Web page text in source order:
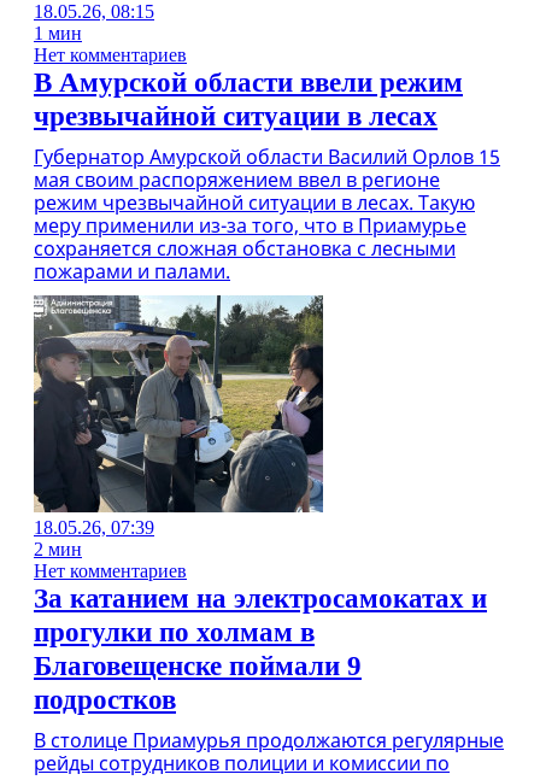
18.05.26, 08:15
1 мин
Нет комментариев
В Амурской области ввели режим
чрезвычайной ситуации в лесах
Губернатор Амурской области Василий Орлов 15
мая своим распоряжением ввел в регионе
режим чрезвычайной ситуации в лесах. Такую
меру применили из-за того, что в Приамурье
сохраняется сложная обстановка с лесными
пожарами и палами.
18.05.26, 07:39
2 мин
Нет комментариев
За катанием на электросамокатах и
прогулки по холмам в
Благовещенске поймали 9
подростков
В столице Приамурья продолжаются регулярные
рейды сотрудников полиции и комиссии по